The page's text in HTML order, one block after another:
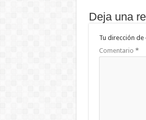
Deja una
Tu dirección
Comentario *